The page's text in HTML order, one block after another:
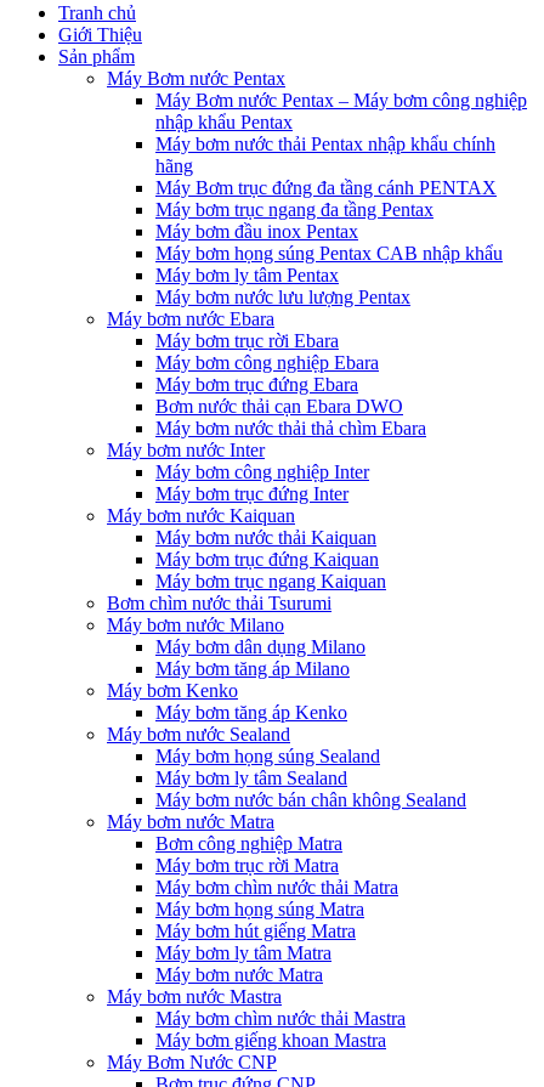
Tranh chủ
Giới Thiệu
Sản phẩm
Máy Bơm nước Pentax
Máy Bơm nước Pentax – Máy bơm công nghiệp
nhập khẩu Pentax
Máy bơm nước thải Pentax nhập khẩu chính
hãng
Máy Bơm trục đứng đa tầng cánh PENTAX
Máy bơm trục ngang đa tầng Pentax
Máy bơm đầu inox Pentax
Máy bơm họng súng Pentax CAB nhập khẩu
Máy bơm ly tâm Pentax
Máy bơm nước lưu lượng Pentax
Máy bơm nước Ebara
Máy bơm trục rời Ebara
Máy bơm công nghiệp Ebara
Máy bơm trục đứng Ebara
Bơm nước thải cạn Ebara DWO
Máy bơm nước thải thả chìm Ebara
Máy bơm nước Inter
Máy bơm công nghiệp Inter
Máy bơm trục đứng Inter
Máy bơm nước Kaiquan
Máy bơm nước thải Kaiquan
Máy bơm trục đứng Kaiquan
Máy bơm trục ngang Kaiquan
Bơm chìm nước thải Tsurumi
Máy bơm nước Milano
Máy bơm dân dụng Milano
Máy bơm tăng áp Milano
Máy bơm Kenko
Máy bơm tăng áp Kenko
Máy bơm nước Sealand
Máy bơm họng súng Sealand
Máy bơm ly tâm Sealand
Máy bơm nước bán chân không Sealand
Máy bơm nước Matra
Bơm công nghiệp Matra
Máy bơm trục rời Matra
Máy bơm chìm nước thải Matra
Máy bơm họng súng Matra
Máy bơm hút giếng Matra
Máy bơm ly tâm Matra
Máy bơm nước Matra
Máy bơm nước Mastra
Máy bơm chìm nước thải Mastra
Máy bơm giếng khoan Mastra
Máy Bơm Nước CNP